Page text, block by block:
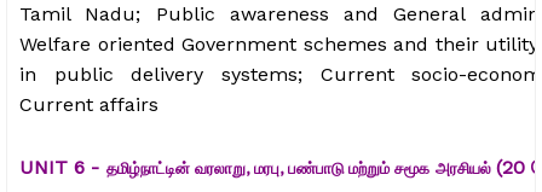
Tamil Nadu; Public awareness and General
Welfare oriented Government schemes and their
in public delivery systems; Current socio-
Current affairs
UNIT 6 - தமிழ்நாட்டின் வரலாறு, மரபு, பண்பாடு மற்றும் சமூக அரசியல் (20